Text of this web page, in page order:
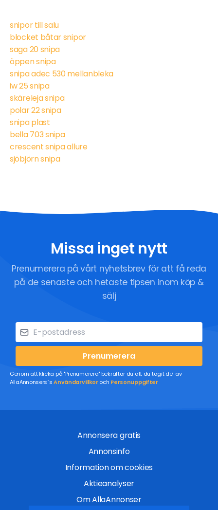
snipor till salu
blocket båtar snipor
saga 20 snipa
öppen snipa
snipa adec 530 mellanbleka
iw 25 snipa
skäreleja snipa
polar 22 snipa
snipa plast
bella 703 snipa
crescent snipa allure
sjöbjörn snipa
Missa inget nytt
Prenumerera på vårt nyhetsbrev för att få reda
på de senaste och hetaste tipsen inom köp &
sälj
Prenumerera
Genom att klicka på "Prenumerera" bekräftar du att du tagit del av
AllaAnnonsers´sAnvändarvillkoroch Personuppgifter
Annonsera gratis
Annonsinfo
Information om cookies
Aktieanalyser
Om AllaAnnonser